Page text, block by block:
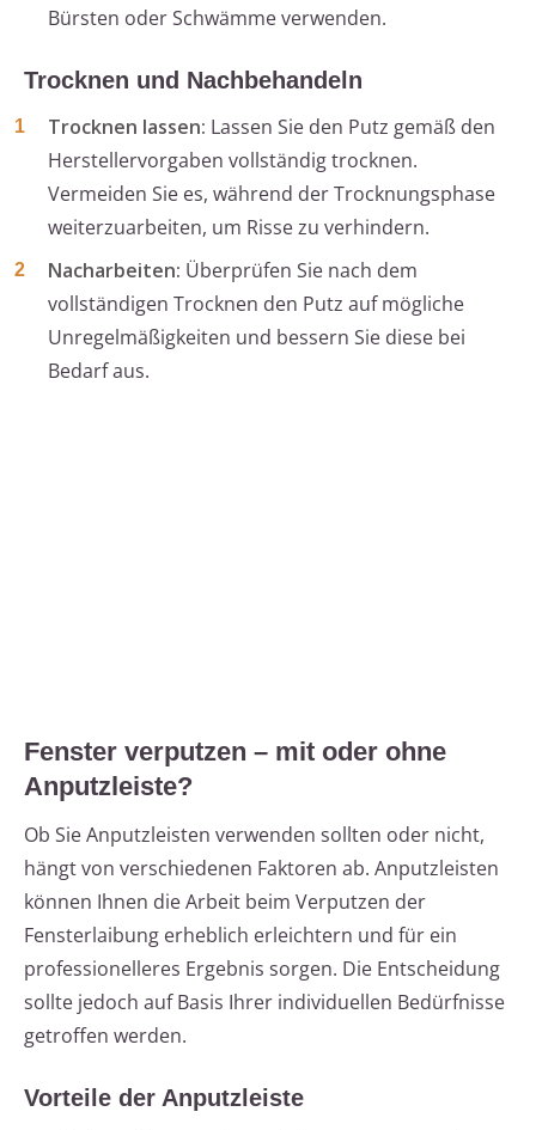
Bürsten oder Schwämme verwenden.
Trocknen und Nachbehandeln
Trocknen lassen: Lassen Sie den Putz gemäß den
Herstellervorgaben vollständig trocknen.
Vermeiden Sie es, während der Trocknungsphase
weiterzuarbeiten, um Risse zu verhindern.
Nacharbeiten: Überprüfen Sie nach dem
vollständigen Trocknen den Putz auf mögliche
Unregelmäßigkeiten und bessern Sie diese bei
Bedarf aus.
Fenster verputzen – mit oder ohne
Anputzleiste?
Ob Sie Anputzleisten verwenden sollten oder nicht,
hängt von verschiedenen Faktoren ab. Anputzleisten
können Ihnen die Arbeit beim Verputzen der
Fensterlaibung erheblich erleichtern und für ein
professionelleres Ergebnis sorgen. Die Entscheidung
sollte jedoch auf Basis Ihrer individuellen Bedürfnisse
getroffen werden.
Vorteile der Anputzleiste